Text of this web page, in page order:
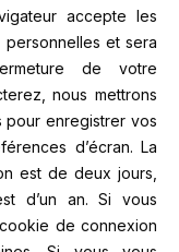
accepte les
et sera
de votre
nous mettrons
enregistrer vos
d’écran. La
est de deux jours,
d’un an. Si vous
de connexion